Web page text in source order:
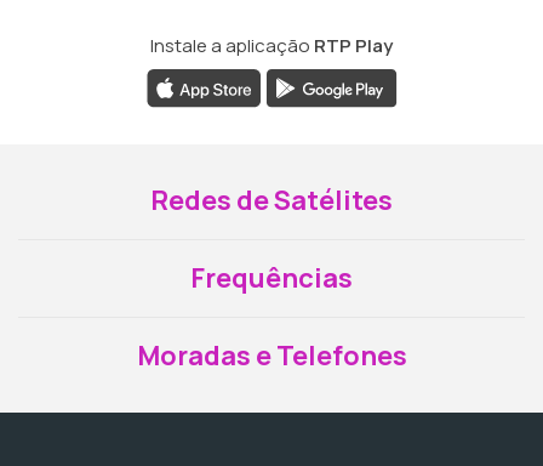
Instale a aplicação RTP Play
Redes de Satélites
Frequências
Moradas e Telefones